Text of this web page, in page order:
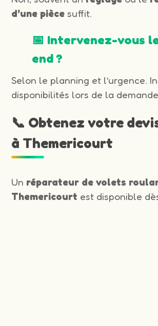
d’une pièce suffit.
📅 Intervenez-vous
end ?
Selon le planning et l’urgence.
disponibilités lors de la
📞 Obtenez votre
à Themericourt
Un réparateur de volets
Themericourt est disponible